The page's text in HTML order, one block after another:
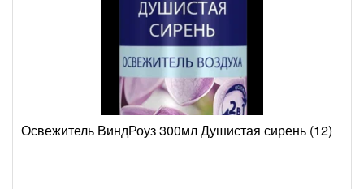
Освежитель ВиндРоуз 300мл Душистая сирень (12)